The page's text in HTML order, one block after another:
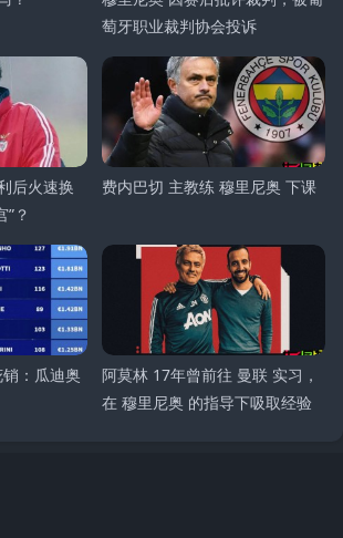
萄牙职业裁判协会投诉
后火速换
”？
费内巴切 主教练 穆里尼奥 下课
：瓜迪奥
阿莫林 17年曾前往 曼联 实习，
在 穆里尼奥 的指导下吸取经验